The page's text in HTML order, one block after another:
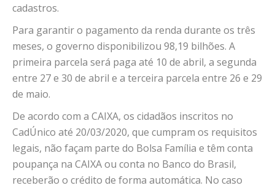
cadastros.
Para garantir o pagamento da renda durante os três
meses, o governo disponibilizou 98,19 bilhões. A
primeira parcela será paga até 10 de abril, a segunda
entre 27 e 30 de abril e a terceira parcela entre 26 e 29
de maio.
De acordo com a CAIXA, os cidadãos inscritos no
CadÚnico até 20/03/2020, que cumpram os requisitos
legais, não façam parte do Bolsa Família e têm conta
poupança na CAIXA ou conta no Banco do Brasil,
receberão o crédito de forma automática. No caso